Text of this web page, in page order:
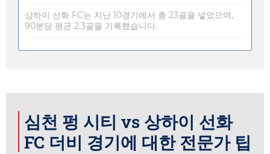
상하이 선화 FC는 지난 10경기에서 총 23골을 넣었으며,
90분당 평균 2.3골을 기록했습니다.
심천 펑 시티 vs 상하이 선화
FC 더비 경기에 대한 전문가 팁